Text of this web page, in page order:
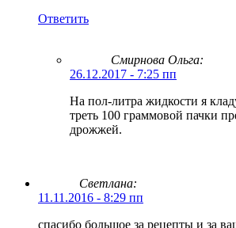
Ответить
Смирнова Ольга:
26.12.2017 - 7:25 пп
На пол-литра жидкости я
треть 100 граммовой пачки
дрожжей.
Светлана:
11.11.2016 - 8:29 пп
спасибо большое за рецепты и за